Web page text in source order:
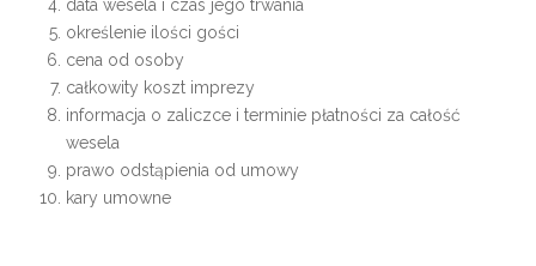
data wesela i czas jego trwania
określenie ilości gości
cena od osoby
całkowity koszt imprezy
informacja o zaliczce i terminie płatności za całość
wesela
prawo odstąpienia od umowy
kary umowne